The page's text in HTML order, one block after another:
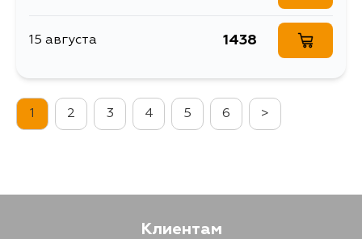
15 августа 1438
1 2 3 4 5 6 >
Клиентам